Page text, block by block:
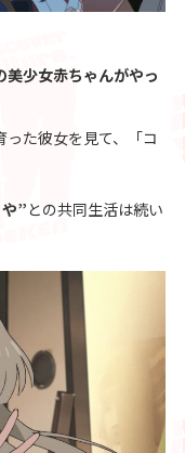
美少女赤ちゃんがやっ
た彼女を見て、「コ
”との共同生活は続い